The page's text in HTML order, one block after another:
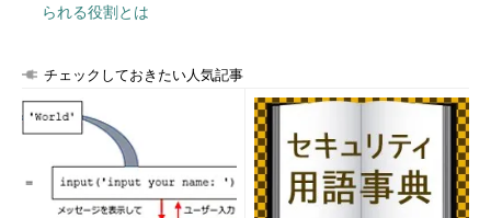
られる役割とは
チェックしておきたい人気記事